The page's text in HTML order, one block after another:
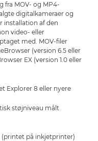
fra MOV- og MP4-
digitalkameraer og
installation af den
video- eller
med. MOV-filer
(version 6.5 eller
EX (version 1.0 eller
Explorer 8 eller nyere
støjniveau målt
(printet på inkjetprinter)